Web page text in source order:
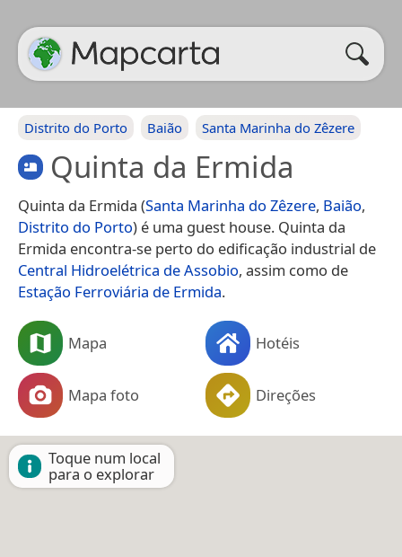
Distrito do Porto Baião Santa Marinha do Zêzere
Quinta da Ermida
Quinta da Ermida (Santa Marinha do Zêzere, Baião,
Distrito do Porto) é uma guest house. Quinta da
Ermida encontra-se perto do edificação industrial de
Central Hidroelétrica de Assobio, assim como de
Estação Ferroviária de Ermida.
Mapa Hotéis
Mapa foto Direções
Toque num local
para o explorar